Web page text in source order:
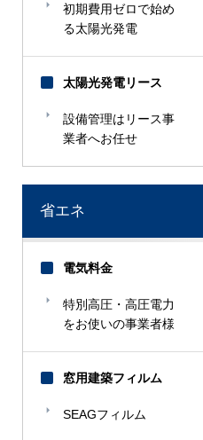
【あ】
近江ニスコ工業
大沢電気
【か】
キリンビール
京セラ
合田観光商事
国際短期大学
小里機材
初期費用ゼロで始め
る太陽光発電
太陽光発電リース
設備管理はリース事
業者へお任せ
省エネ
電気料金
特別高圧・高圧電力
をお使いの事業者様
窓用建築フィルム
SEAGフィルム